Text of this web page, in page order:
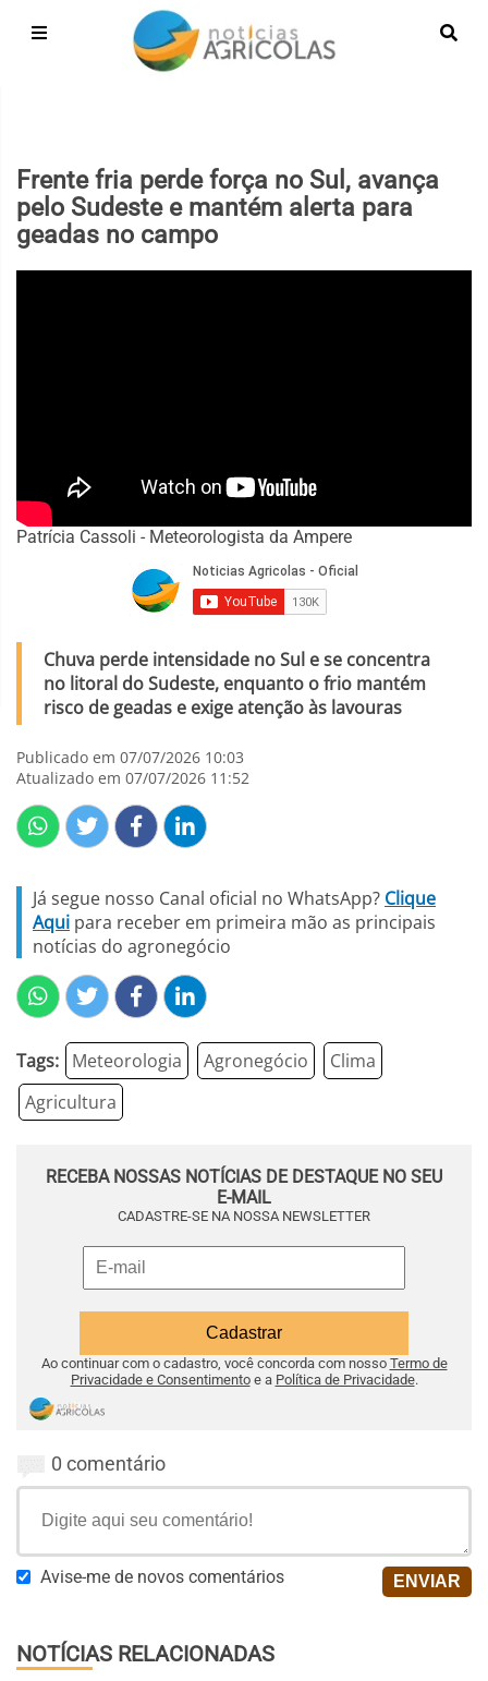
Frente fria perde força no Sul, avança
pelo Sudeste e mantém alerta para
geadas no campo
Patrícia Cassoli - Meteorologista da Ampere
Chuva perde intensidade no Sul e se concentra
no litoral do Sudeste, enquanto o frio mantém
risco de geadas e exige atenção às lavouras
Publicado em 07/07/2026 10:03
Atualizado em 07/07/2026 11:52
Já segue nosso Canal oficial no WhatsApp? Clique
Aqui para receber em primeira mão as principais
notícias do agronegócio
Tags: Meteorologia Agronegócio
Clima
Agricultura
RECEBA NOSSAS NOTÍCIAS DE DESTAQUE NO SEU
E-MAIL
CADASTRE-SE NA NOSSA NEWSLETTER
Ao continuar com o cadastro, você concorda com nosso Termo de
Privacidade e Consentimentoe a Política de Privacidade.
0 comentário
Avise-me de novos comentários
NOTÍCIAS RELACIONADAS